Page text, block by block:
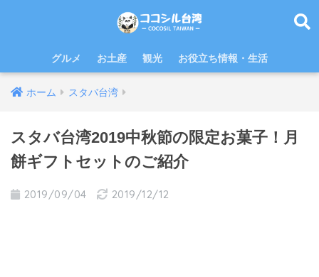
グルメ お土産 観光 お役立ち情報・生活
ホーム スタバ台湾
スタバ台湾2019中秋節の限定お菓子！月
餅ギフトセットのご紹介
2019/09/04 2019/12/12